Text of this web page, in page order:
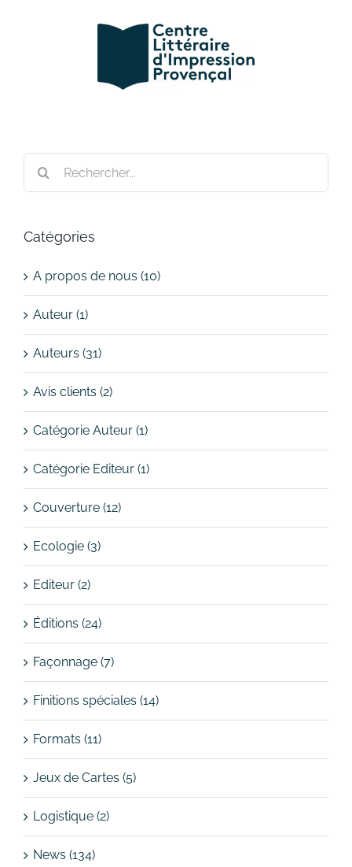
Catégories
A propos de nous (10)
Auteur (1)
Auteurs (31)
Avis clients (2)
Catégorie Auteur (1)
Catégorie Editeur (1)
Couverture (12)
Ecologie (3)
Editeur (2)
Éditions (24)
Façonnage (7)
Finitions spéciales (14)
Formats (11)
Jeux de Cartes (5)
Logistique (2)
News (134)